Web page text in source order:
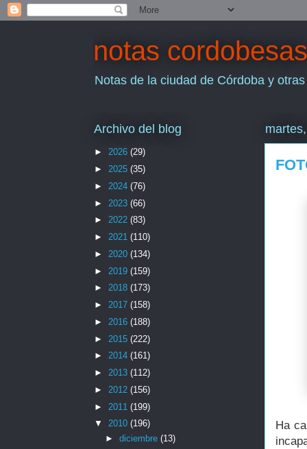
notas cordobesas
Notas de la ciudad de Córdoba y
Ha
Archivo del blog
► 2026 (29)
► 2025 (35)
► 2024 (76)
► 2023 (66)
► 2022 (83)
► 2021 (110)
► 2020 (134)
► 2019 (159)
► 2018 (173)
► 2017 (158)
► 2016 (188)
► 2015 (222)
► 2014 (161)
► 2013 (112)
► 2012 (156)
► 2011 (199)
▼ 2010 (196)
► diciembre (13)